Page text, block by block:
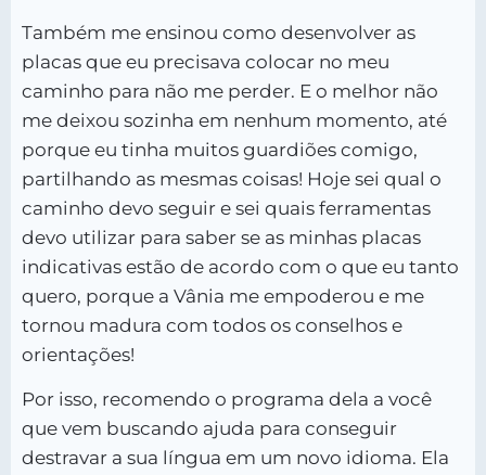
Também me ensinou como desenvolver as
placas que eu precisava colocar no meu
caminho para não me perder. E o melhor não
me deixou sozinha em nenhum momento, até
porque eu tinha muitos guardiões comigo,
partilhando as mesmas coisas! Hoje sei qual o
caminho devo seguir e sei quais ferramentas
devo utilizar para saber se as minhas placas
indicativas estão de acordo com o que eu tanto
quero, porque a Vânia me empoderou e me
tornou madura com todos os conselhos e
orientações!
Por isso, recomendo o programa dela a você
que vem buscando ajuda para conseguir
destravar a sua língua em um novo idioma. Ela